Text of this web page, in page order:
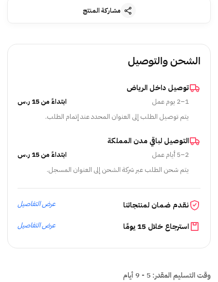
مشاركة المنتج
الشحن والتوصيل
توصيل داخل الرياض
1–2 يوم عمل
ابتداءً من 15 ر.س
يتم توصيل الطلب إلى العنوان المحدد عند إتمام الطلب.
التوصيل لباقي مدن المملكة
2–5 أيام عمل
ابتداءً من 15 ر.س
يتم شحن الطلب عبر شركة الشحن إلى العنوان المسجل.
نقدم ضمان لمنتجاتنا عرض التفاصيل
استرجاع خلال 15 يومًا عرض التفاصيل
وقت التسليم المقدر: 5 - 9 أيام